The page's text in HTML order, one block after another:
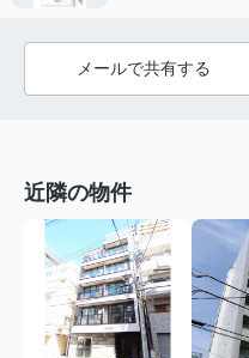
メールで共有する
近隣の物件